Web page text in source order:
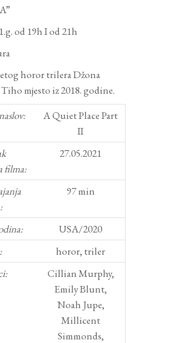
od 19h I od 21h
horor trilera Džona
mjesto iz 2018. godine.
A Quiet Place Part
II
filma:
27.05.2021
97 min
USA/2020
horor, triler
Cillian Murphy,
Emily Blunt,
Noah Jupe,
Millicent
Simmonds,